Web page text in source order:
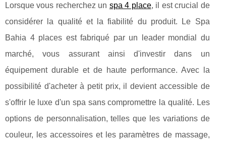
Lorsque vous recherchez un spa 4 place, il est crucial de
considérer la qualité et la fiabilité du produit. Le Spa
Bahia 4 places est fabriqué par un leader mondial du
marché, vous assurant ainsi d'investir dans un
équipement durable et de haute performance. Avec la
possibilité d'acheter à petit prix, il devient accessible de
s'offrir le luxe d'un spa sans compromettre la qualité. Les
options de personnalisation, telles que les variations de
couleur, les accessoires et les paramètres de massage,